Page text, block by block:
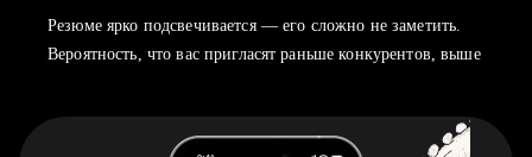
Резюме ярко подсвечивается — его сложно не заметить.
Вероятность, что вас пригласят раньше конкурентов, выше